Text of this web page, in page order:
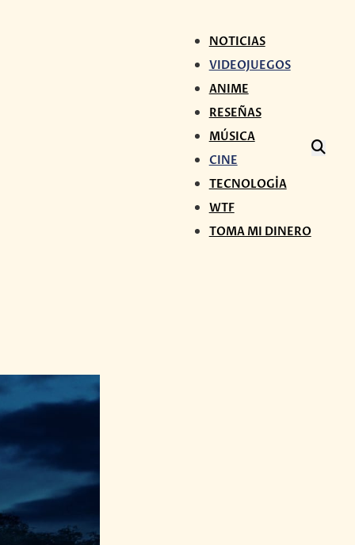
NOTICIAS
VIDEOJUEGOS
ANIME
RESEÑAS
MÚSICA
CINE
TECNOLOGÍA
WTF
TOMA MI DINERO